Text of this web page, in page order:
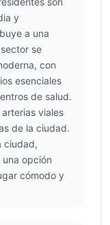
y
a una
se
con
esenciales
de salud.
viales
de la ciudad.
ciudad,
opción
cómodo y